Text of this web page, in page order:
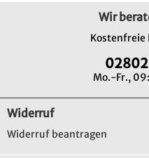
Wir
Kostenfreie
Mo.-Fr.,
Widerruf
Widerruf beantragen